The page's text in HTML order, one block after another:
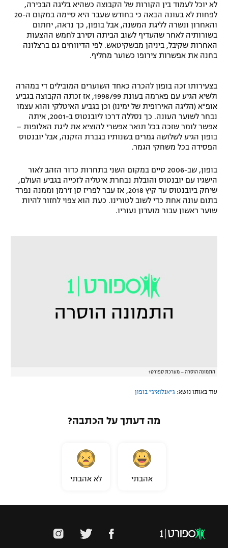
תנאי שימוש
מדיניות פרטיות
תקנון פעילות ספורט 1
רשיון להקרנה פומבית לבית עסק
הצטרפות לחבילת הערוצים
תגיות
המגזין
ספורט אתגרי ואקסטרים
אומנויות לחימה
גיימינג E-Sports
לא יוכל לעמוד בין הקורות של הקבוצה כשהיא בליגה הבכירה,
לפחות לא בעונה הבאה כי בחודש שעבר היא סיימה במקום ה-20
והאחרון ונשרה לליגת המשנה, אבל בופון, כך נראה, יחתום
בשורותיה לאחר שהעדיף לשוב הביתה וסירב לחמש ההצעות
האחרות שקיבל, ביניהן מבשקיטאש. לפי הדיווחים גם ברצלונה
בחנה את אפשרות צירופו כשוער מחליף.
בצעירותו זכה בופון להכרה כאחד השוערים המובילים די במהרה
ולשיא הגיע עם פארמה בעונת 1998/99, אז זכתה הקבוצה בגביע
אופ"א (הליגה האירופית של ימינו) וכן בגביע האיטלקי והוא עצמו
נבחר לשוער העונה. כך נסללה דרכו ליובנטוס ב-2001, איתה
אפשר לומר שזכה בכל תואר אפשרי להוציא את ליגת האלופות –
בופון הגיע לשלושה גמרים בשנותיו בגברת הזקנה, אבל יובנטוס
הפסידה בכל משחקי הגמר.
בופון, שב-2006 סיים במקום השני בתחרות כדור הזהב לאור
הישגיו עם יובנטוס והובלת נבחרת איטליה לזכייה בגביע העולם,
שיחק ביובנטוס עד קיץ 2018, אז עבר לפריז סן ז'רמן וממנה נפרד
בתום עונה אחת כדי לשוב לטורינו. כעת הוא צפוי לחזור להיות
שוער ראשון עבור מועדון נעוריו.
התמונה הוסרה – מערכת ספורט1
עוד באותו נושא: ג'יאנלואיג'י בופון
מה דעתך על הכתבה?
אהבתי לא אהבתי